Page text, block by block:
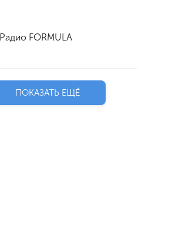
Радио FORMULA
ПОКАЗАТЬ ЕЩЁ